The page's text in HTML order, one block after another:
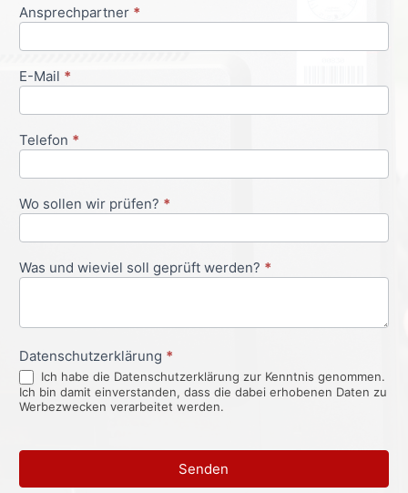
Ansprechpartner *
E-Mail *
Telefon *
Wo sollen wir prüfen? *
Was und wieviel soll geprüft werden? *
Datenschutzerklärung *
Ich habe die Datenschutzerklärung zur Kenntnis genommen.
Ich bin damit einverstanden, dass die dabei erhobenen Daten zu
Werbezwecken verarbeitet werden.
Senden